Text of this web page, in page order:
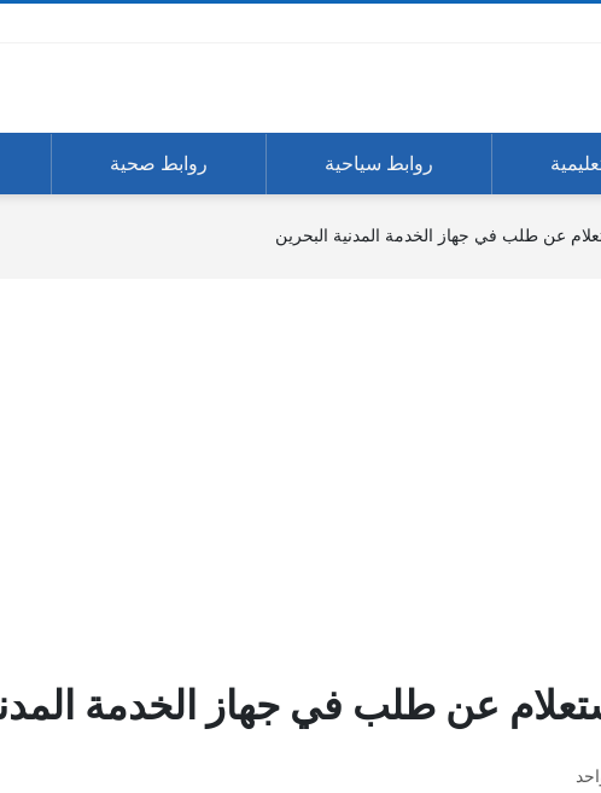
روابط سياحية روابط صحية
عن طلب في جهاز الخدمة المدنية البحرين
عن طلب في جهاز الخدمة